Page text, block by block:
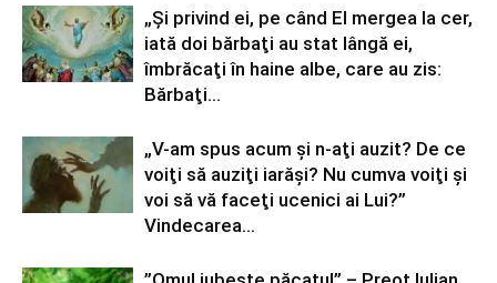
„Şi privind ei, pe când El mergea la cer,
iată doi bărbaţi au stat lângă ei,
îmbrăcaţi în haine albe, care au zis:
Bărbaţi...
„V-am spus acum şi n-aţi auzit? De ce
voiţi să auziţi iarăşi? Nu cumva voiţi şi
voi să vă faceţi ucenici ai Lui?”
Vindecarea...